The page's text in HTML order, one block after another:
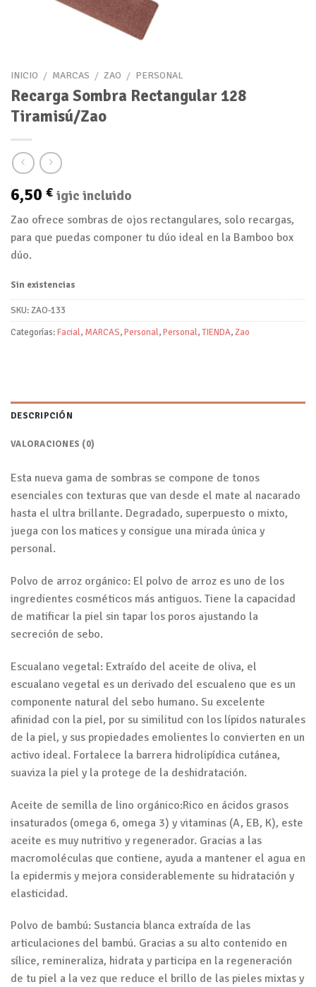
INICIO / MARCAS / ZAO / PERSONAL
Recarga Sombra Rectangular 128
Tiramisú/Zao
6,50 € igic incluido
Zao ofrece sombras de ojos rectangulares, solo recargas,
para que puedas componer tu dúo ideal en la Bamboo box
dúo.
Sin existencias
SKU:ZAO-133
Categorías:Facial, MARCAS,Personal,Personal,TIENDA,Zao
DESCRIPCIÓN
VALORACIONES (0)
Esta nueva gama de sombras se compone de tonos
esenciales con texturas que van desde el mate al nacarado
hasta el ultra brillante. Degradado, superpuesto o mixto,
juega con los matices y consigue una mirada única y
personal.
Polvo de arroz orgánico: El polvo de arroz es uno de los
ingredientes cosméticos más antiguos. Tiene la capacidad
de matificar la piel sin tapar los poros ajustando la
secreción de sebo.
Escualano vegetal: Extraído del aceite de oliva, el
escualano vegetal es un derivado del escualeno que es un
componente natural del sebo humano. Su excelente
afinidad con la piel, por su similitud con los lípidos naturales
de la piel, y sus propiedades emolientes lo convierten en un
activo ideal. Fortalece la barrera hidrolipídica cutánea,
suaviza la piel y la protege de la deshidratación.
Aceite de semilla de lino orgánico:Rico en ácidos grasos
insaturados (omega 6, omega 3) y vitaminas (A, EB, K), este
aceite es muy nutritivo y regenerador. Gracias a las
macromoléculas que contiene, ayuda a mantener el agua en
la epidermis y mejora considerablemente su hidratación y
elasticidad.
Polvo de bambú: Sustancia blanca extraída de las
articulaciones del bambú. Gracias a su alto contenido en
sílice, remineraliza, hidrata y participa en la regeneración
de tu piel a la vez que reduce el brillo de las pieles mixtas y